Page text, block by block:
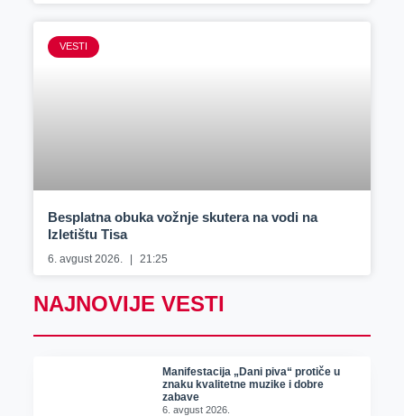
VESTI
Besplatna obuka vožnje skutera na vodi na
Izletištu Tisa
6. avgust 2026. 21:25
NAJNOVIJE VESTI
Manifestacija „Dani piva“ protiče u
znaku kvalitetne muzike i dobre
zabave
6. avgust 2026.